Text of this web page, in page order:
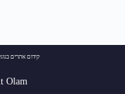
קידום אתרים
Olam